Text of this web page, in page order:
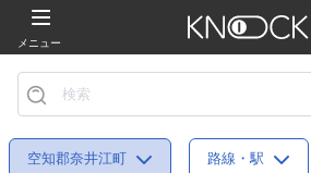
メニュー
空知郡奈井江町 路線・駅